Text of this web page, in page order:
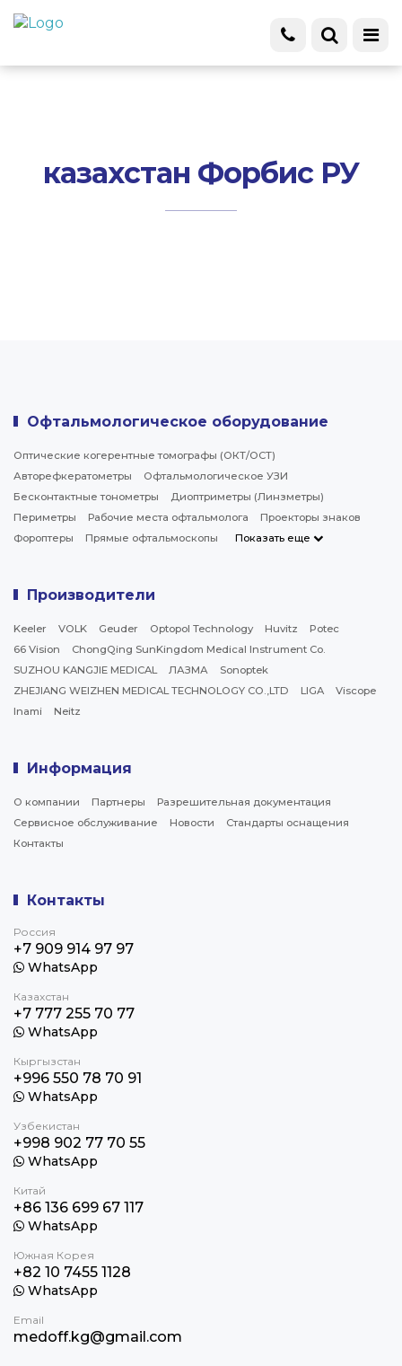
казахстан Форбис РУ
Офтальмологическое оборудование
Оптические когерентные томографы (ОКТ/ОСТ)
Авторефкератометры
Офтальмологическое УЗИ
Бесконтактные тонометры
Диоптриметры (Линзметры)
Периметры
Рабочие места офтальмолога
Проекторы знаков
Фороптеры
Прямые офтальмоскопы Показать еще
Производители
Keeler VOLK Geuder Optopol Technology Huvitz
Potec
66 Vision
ChongQing SunKingdom Medical Instrument Co.
SUZHOU KANGJIE MEDICAL
ЛАЗМА
Sonoptek
ZHEJIANG WEIZHEN MEDICAL TECHNOLOGY CO.,LTD
LIGA
Viscope
Inami
Neitz
Информация
О компании Партнеры
Разрешительная документация
Сервисное обслуживание
Новости
Стандарты оснащения
Контакты
Контакты
Россия
+7 909 914 97 97
WhatsApp
Казахстан
+7 777 255 70 77
WhatsApp
Кыргызстан
+996 550 78 70 91
WhatsApp
Узбекистан
+998 902 77 70 55
WhatsApp
Китай
+86 136 699 67 117
WhatsApp
Южная Корея
+82 10 7455 1128
WhatsApp
Email
medoff.kg@gmail.com